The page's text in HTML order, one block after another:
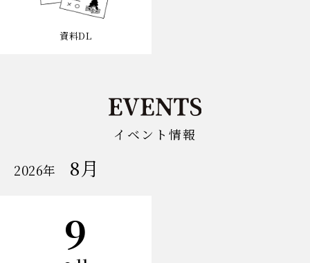
資料DL
イベント情報
2026年
8月
9